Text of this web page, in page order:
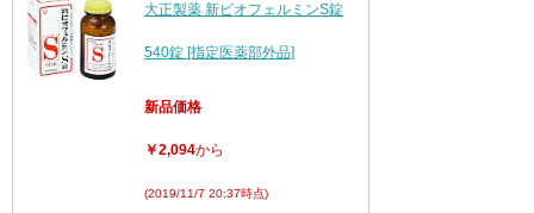
大正製薬 新ビオフェルミンS錠
540錠 [指定医薬部外品]
新品価格
￥2,094から
(2019/11/7 20:37時点)